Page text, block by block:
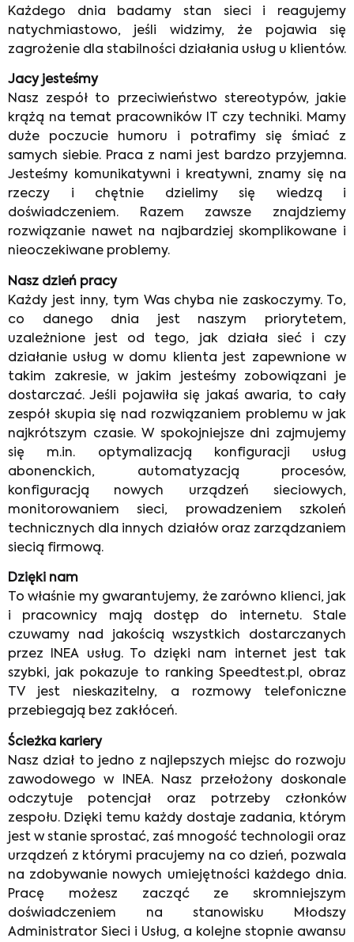
Każdego dnia badamy stan sieci i reagujemy
natychmiastowo, jeśli widzimy, że pojawia się
zagrożenie dla stabilności działania usług u klientów.
Jacy jesteśmy
Nasz zespół to przeciwieństwo stereotypów, jakie
krążą na temat pracowników IT czy techniki. Mamy
duże poczucie humoru i
potrafimy się śmiać z
samych siebie. Praca z nami jest bardzo przyjemna.
Jesteśmy komunikatywni i kreatywni, znamy się na
rzeczy i chętnie dzielimy się wiedzą i
doświadczeniem. Razem zawsze znajdziemy
rozwiązanie nawet na najbardziej skomplikowane i
nieoczekiwane problemy.
Nasz dzień pracy
Każdy jest inny, tym Was chyba nie zaskoczymy. To,
co danego dnia jest naszym priorytetem,
uzależnione jest od tego, jak działa sieć i czy
działanie usług w domu klienta jest zapewnione w
takim zakresie, w jakim jesteśmy zobowiązani je
dostarczać. Jeśli pojawiła się jakaś awaria, to cały
zespół skupia się nad rozwiązaniem problemu w jak
najkrótszym czasie. W spokojniejsze dni zajmujemy
się m.in. optymalizacją konfiguracji usług
abonenckich, automatyzacją procesów,
konfiguracją nowych urządzeń sieciowych,
monitorowaniem sieci, prowadzeniem szkoleń
technicznych dla innych działów oraz zarządzaniem
siecią firmową.
Dzięki nam
To właśnie my gwarantujemy, że zarówno klienci, jak
i pracownicy mają dostęp do internetu. Stale
czuwamy nad jakością wszystkich dostarczanych
przez INEA usług. To dzięki nam internet jest tak
szybki, jak pokazuje to ranking Speedtest.pl, obraz
TV jest nieskazitelny, a rozmowy telefoniczne
przebiegają bez zakłóceń.
Ścieżka kariery
Nasz dział to jedno z najlepszych miejsc do rozwoju
zawodowego w INEA. Nasz przełożony doskonale
odczytuje potencjał oraz potrzeby członków
zespołu. Dzięki temu każdy dostaje zadania, którym
jest w stanie sprostać, zaś mnogość technologii oraz
urządzeń z którymi pracujemy na co dzień, pozwala
na zdobywanie nowych umiejętności każdego dnia.
Pracę możesz zacząć ze skromniejszym
doświadczeniem na stanowisku Młodszy
Administrator Sieci i Usług, a kolejne stopnie awansu